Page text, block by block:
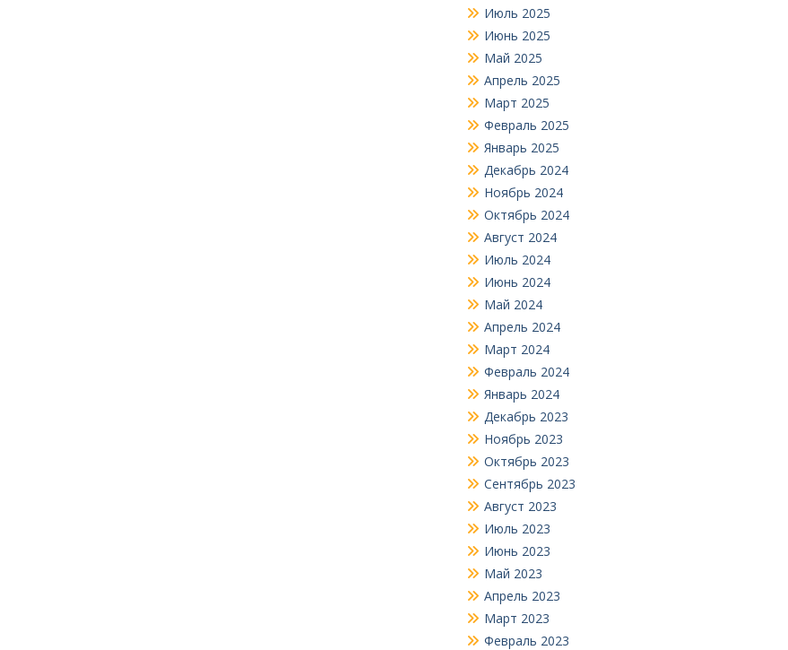
Июль 2025
Июнь 2025
Май 2025
Апрель 2025
Март 2025
Февраль 2025
Январь 2025
Декабрь 2024
Ноябрь 2024
Октябрь 2024
Август 2024
Июль 2024
Июнь 2024
Май 2024
Апрель 2024
Март 2024
Февраль 2024
Январь 2024
Декабрь 2023
Ноябрь 2023
Октябрь 2023
Сентябрь 2023
Август 2023
Июль 2023
Июнь 2023
Май 2023
Апрель 2023
Март 2023
Февраль 2023